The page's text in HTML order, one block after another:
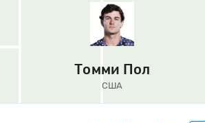
Томми Пол
США